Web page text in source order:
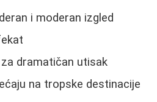
i moderan izgled
dramatičan utisak
na tropske destinacije